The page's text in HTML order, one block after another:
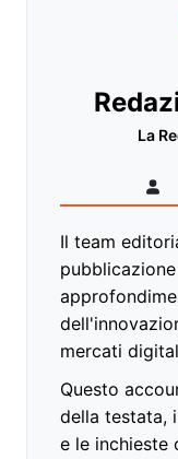
La
Il team
mercati
Questo
della testata,
e le inchieste